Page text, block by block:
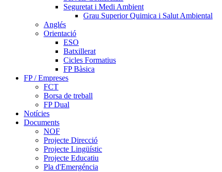
Seguretat i Medi Ambient
Grau Superior Quimica i Salut Ambiental
Anglés
Orientació
ESO
Batxillerat
Cicles Formatius
FP Bàsica
FP / Empreses
FCT
Borsa de treball
FP Dual
Notícies
Documents
NOF
Projecte Direcció
Projecte Lingüístic
Projecte Educatiu
Pla d'Emergéncia